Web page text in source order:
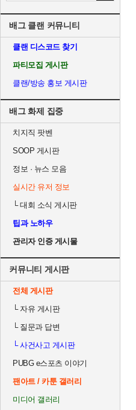
배그 클랜 커뮤니티
클랜 디스코드 찾기
파티모집 게시판
클랜/방송 홍보 게시판
배그 화제 집중
치지직 팟벤
SOOP 게시판
정보 · 뉴스 모음
실시간 유저 정보
└대회 소식 게시판
팁과 노하우
관리자 인증 게시물
커뮤니티 게시판
전체 게시판
└자유 게시판
└질문과 답변
└사건사고 게시판
PUBG e스포츠 이야기
팬아트 / 카툰 갤러리
미디어 갤러리